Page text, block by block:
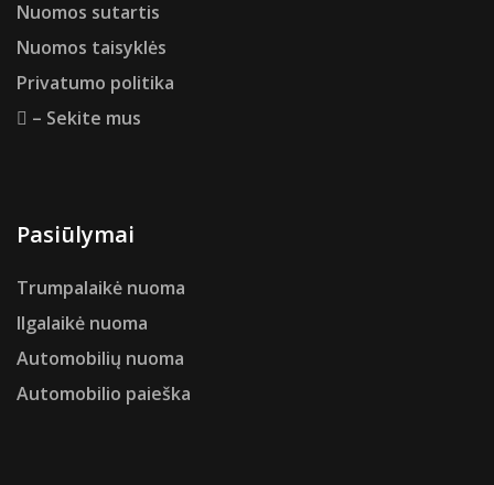
Nuomos sutartis
Nuomos taisyklės
Privatumo politika
– Sekite mus
Pasiūlymai
Trumpalaikė nuoma
Ilgalaikė nuoma
Automobilių nuoma
Automobilio paieška